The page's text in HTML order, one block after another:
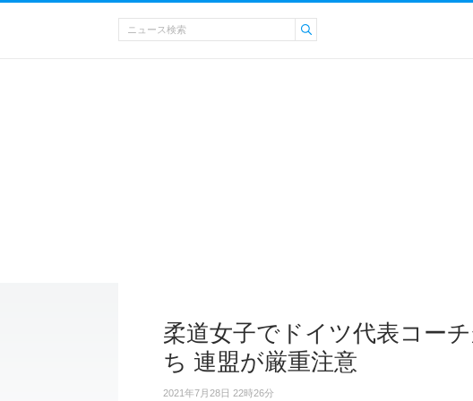
柔道女子でドイツ代表コー
ち 連盟が厳重注意
2021年7月28日 22時26分